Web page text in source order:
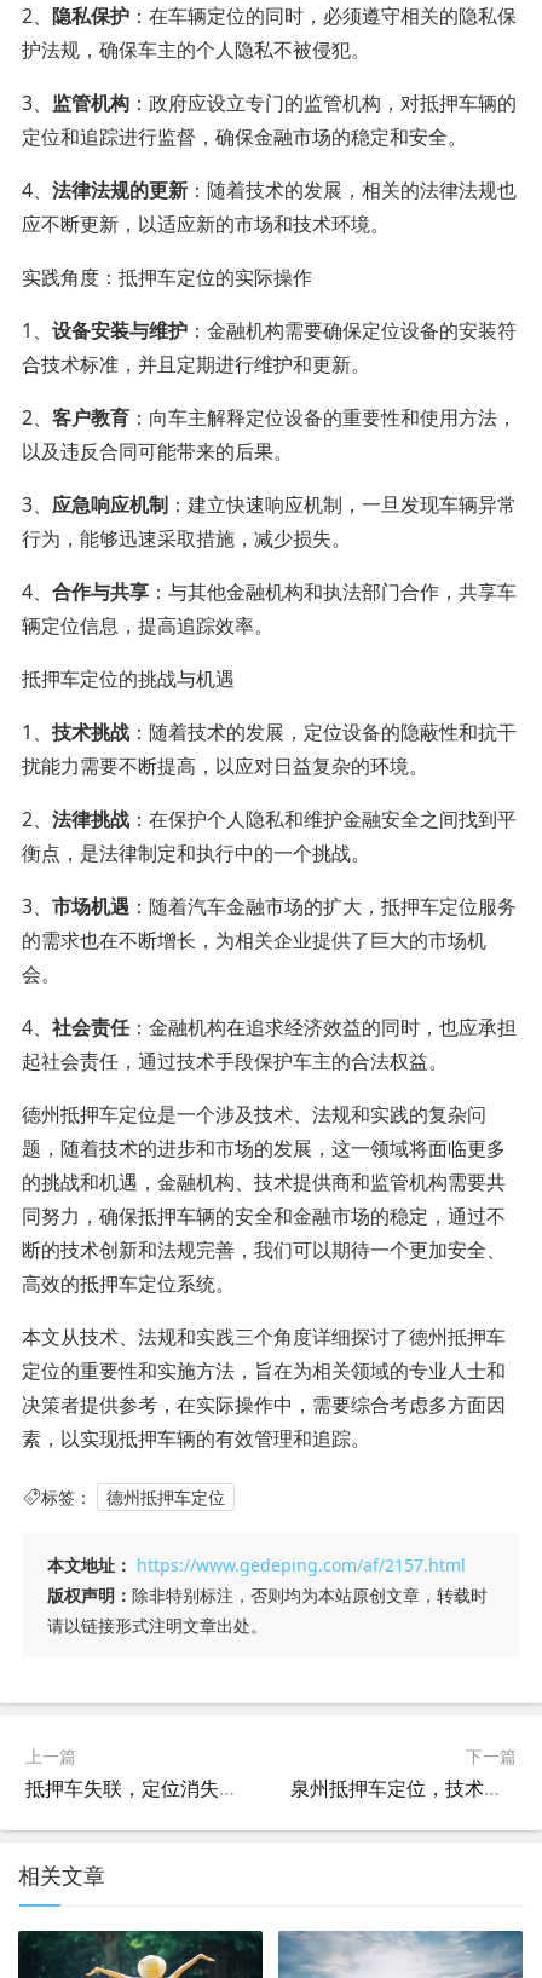
2、 隐私保护：在车辆定位的同时，必须遵守相关的隐私保
护法规，确保车主的个人隐私不被侵犯。
3、 监管机构：政府应设立专门的监管机构，对抵押车辆的
定位和追踪进行监督，确保金融市场的稳定和安全。
4、 法律法规的更新：随着技术的发展，相关的法律法规也
应不断更新，以适应新的市场和技术环境。
实践角度：抵押车定位的实际操作
1、 设备安装与维护：金融机构需要确保定位设备的安装符
合技术标准，并且定期进行维护和更新。
2、 客户教育：向车主解释定位设备的重要性和使用方法，
以及违反合同可能带来的后果。
3、 应急响应机制：建立快速响应机制，一旦发现车辆异常
行为，能够迅速采取措施，减少损失。
4、 合作与共享：与其他金融机构和执法部门合作，共享车
辆定位信息，提高追踪效率。
抵押车定位的挑战与机遇
1、 技术挑战：随着技术的发展，定位设备的隐蔽性和抗干
扰能力需要不断提高，以应对日益复杂的环境。
2、 法律挑战：在保护个人隐私和维护金融安全之间找到平
衡点，是法律制定和执行中的一个挑战。
3、 市场机遇：随着汽车金融市场的扩大，抵押车定位服务
的需求也在不断增长，为相关企业提供了巨大的市场机
会。
4、 社会责任：金融机构在追求经济效益的同时，也应承担
起社会责任，通过技术手段保护车主的合法权益。
德州抵押车定位是一个涉及技术、法规和实践的复杂问
题，随着技术的进步和市场的发展，这一领域将面临更多
的挑战和机遇，金融机构、技术提供商和监管机构需要共
同努力，确保抵押车辆的安全和金融市场的稳定，通过不
断的技术创新和法规完善，我们可以期待一个更加安全、
高效的抵押车定位系统。
本文从技术、法规和实践三个角度详细探讨了德州抵押车
定位的重要性和实施方法，旨在为相关领域的专业人士和
决策者提供参考，在实际操作中，需要综合考虑多方面因
素，以实现抵押车辆的有效管理和追踪。
标签： 德州抵押车定位
本文地址： https://www.gedeping.com/af/2157.html
版权声明： 除非特别标注，否则均为本站原创文章，转载时
请以链接形式注明文章出处。
上一篇
抵押车失联，定位消失背后的风险与应对策略
下一篇
泉州抵押车定位，技术、法律与市场分析
相关文章